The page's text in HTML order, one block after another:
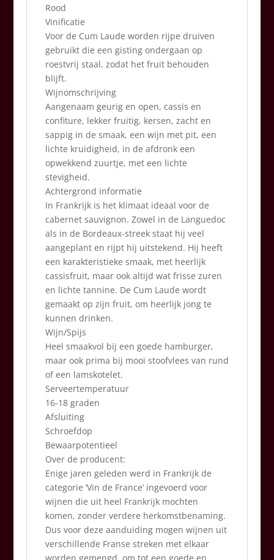
Rood
Vinificatie
Voor de Cum Laude worden rijpe druiven
gebruikt die een gisting ondergaan op
roestvrij staal, zodat het fruit behouden
blijft.
Wijnomschrijving
Aangenaam geurig en open, cassis en
confiture, lekker fruitig, kersen, zacht en
sappig in de smaak, een wijn met pit, een
lichte kruidigheid, in de afdronk een
opwekkend zuurtje, met een lichte
stevigheid.
Achtergrond informatie
In Frankrijk is het klimaat ideaal voor de
cabernet sauvignon. Zowel in de Languedoc
als in de Bordeaux-streek staat hij veel
aangeplant en rijpt hij uitstekend. Hij heeft
een karakteristieke smaak, met heerlijk
cassisfruit, maar ook altijd wat frisse zuren
en lichte tannine. De Cum Laude wordt
gemaakt op zijn fruit, om heerlijk jong te
kunnen drinken.
Wijn/Spijs
Heel smaakvol bij een goede hamburger,
maar ook prima bij mooi stoofvlees van rund
of een lamskotelet.
Serveertemperatuur
16-18 graden
Afsluiting
Schroefdop
Bewaarpotentieel
Over de producent:
Enige jaren geleden werd in Frankrijk de
categorie ‘Vin de France’ ingevoerd voor
wijnen die uit heel Frankrijk mochten
komen, zonder verdere herkomstbenaming.
Dus voor deze aanduiding mogen wijnen uit
verschillende Franse streken met elkaar